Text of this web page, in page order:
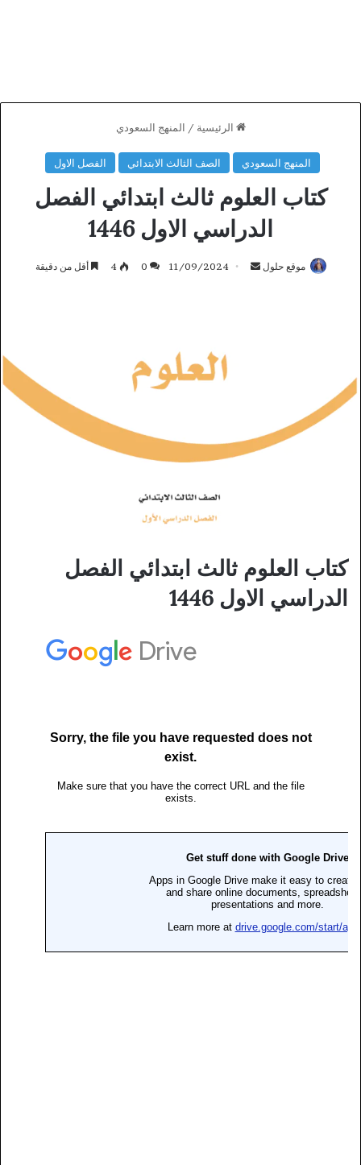
الرئيسية / المنهج السعودي
المنهج السعودي الصف الثالث الابتدائي الفصل الاول
كتاب العلوم ثالث ابتدائي الفصل
الدراسي الاول 1446
موقع حلول
أرسل11/09/2024
0
4 أقل من دقيقة
كتاب العلوم ثالث ابتدائي الفصل
الدراسي الاول 1446